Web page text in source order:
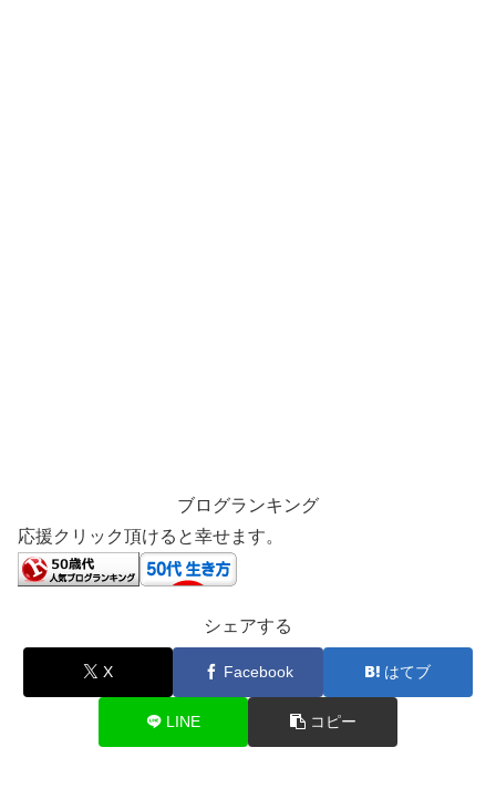
ブログランキング
応援クリック頂けると幸せます。
シェアする
X Facebook はてブ
LINE コピー